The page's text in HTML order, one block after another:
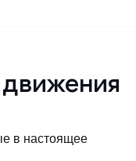
в настоящее